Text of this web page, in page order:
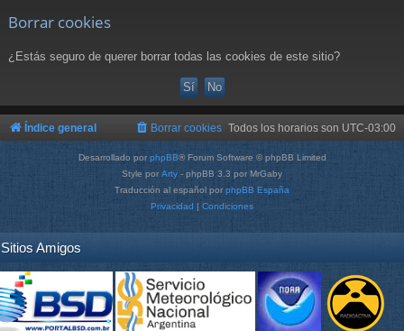
Borrar cookies
¿Estás seguro de querer borrar todas las cookies de este sitio?
Índice general Todos los horarios son UTC-03:00
Borrar cookies
Desarrollado porphpBB® Forum Software © phpBB Limited
Style por Arty - phpBB 3.3 por MrGaby
Traducción al español por phpBB España
Privacidad | Condiciones
Sitios Amigos